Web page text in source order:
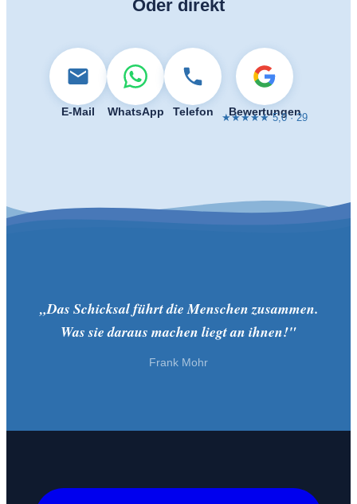
Oder direkt
E-Mail WhatsApp Telefon Bewertungen
★★★★★ 5,0 · 29
„Das Schicksal führt die Menschen zusammen.
Was sie daraus machen liegt an ihnen!"
Frank Mohr